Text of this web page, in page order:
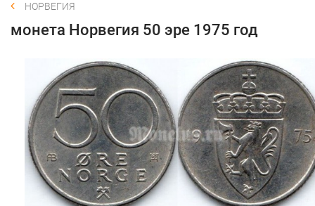
НОРВЕГИЯ
монета Норвегия 50 эре 1975 год